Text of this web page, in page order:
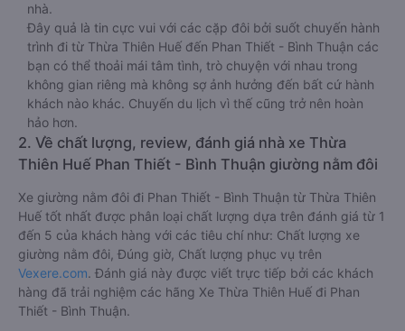
nhà.
Đây quả là tin cực vui với các cặp đôi bởi suốt chuyến hành
trình đi từ Thừa Thiên Huế đến Phan Thiết - Bình Thuận các
bạn có thể thoải mái tâm tình, trò chuyện với nhau trong
không gian riêng mà không sợ ảnh hưởng đến bất cứ hành
khách nào khác. Chuyến du lịch vì thế cũng trở nên hoàn
hảo hơn.
2. Về chất lượng, review, đánh giá nhà xe Thừa
Thiên Huế Phan Thiết - Bình Thuận giường nằm đôi
Xe giường nằm đôi đi Phan Thiết - Bình Thuận từ Thừa Thiên
Huế tốt nhất được phân loại chất lượng dựa trên đánh giá từ 1
đến 5 của khách hàng với các tiêu chí như: Chất lượng xe
giường nằm đôi, Đúng giờ, Chất lượng phục vụ trên
Vexere.com. Đánh giá này được viết trực tiếp bởi các khách
hàng đã trải nghiệm các hãng Xe Thừa Thiên Huế đi Phan
Thiết - Bình Thuận.